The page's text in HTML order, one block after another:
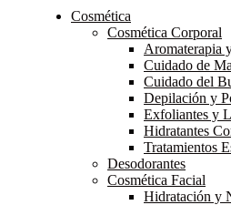
Cosmética
Cosmética Corporal
Aromaterapia
Cuidado de
Cuidado del
Depilación y
Exfoliantes y
Hidratantes
Tratamientos
Desodorantes
Cosmética Facial
Hidratación y